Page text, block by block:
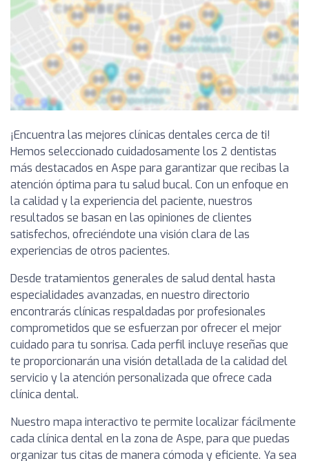
¡Encuentra las mejores clínicas dentales cerca de ti!
Hemos seleccionado cuidadosamente los 2 dentistas
más destacados en Aspe para garantizar que recibas la
atención óptima para tu salud bucal. Con un enfoque en
la calidad y la experiencia del paciente, nuestros
resultados se basan en las opiniones de clientes
satisfechos, ofreciéndote una visión clara de las
experiencias de otros pacientes.
Desde tratamientos generales de salud dental hasta
especialidades avanzadas, en nuestro directorio
encontrarás clínicas respaldadas por profesionales
comprometidos que se esfuerzan por ofrecer el mejor
cuidado para tu sonrisa. Cada perfil incluye reseñas que
te proporcionarán una visión detallada de la calidad del
servicio y la atención personalizada que ofrece cada
clínica dental.
Nuestro mapa interactivo te permite localizar fácilmente
cada clínica dental en la zona de Aspe, para que puedas
organizar tus citas de manera cómoda y eficiente. Ya sea